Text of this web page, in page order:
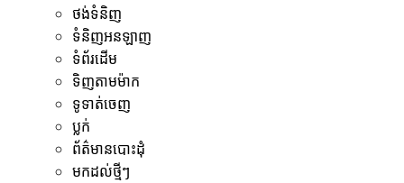
ថង់ទំនិញ
ទំនិញអនឡាញ
ទំព័រដើម
ទិញតាមម៉ាក
ទូទាត់ចេញ
ប្លក់
ព័ត៌មានបោះដុំ
មកដល់ថ្មីៗ